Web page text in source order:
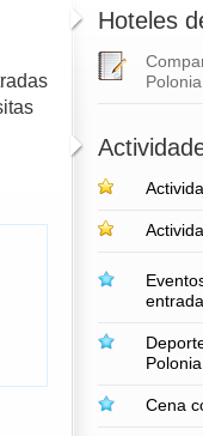
Hoteles
Polonia
Polonia
Cena